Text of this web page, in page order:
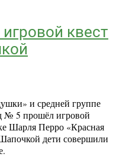
квест
и средней группе
№ 5 прошёл игровой
Шарля Перро «Красная
дети совершили